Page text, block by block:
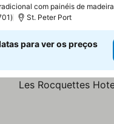
com painéis de madeira
St. Peter Port
para ver os preços